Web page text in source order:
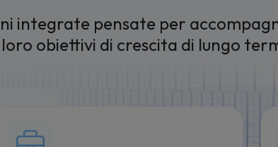
integrate pensate per
obiettivi di crescita di lungo